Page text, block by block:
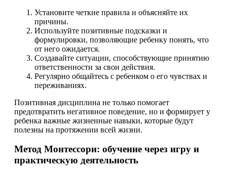
Установите четкие правила и объясняйте их
причины.
Используйте позитивные подсказки и
формулировки, позволяющие ребенку понять, что
от него ожидается.
Создавайте ситуации, способствующие принятию
ответственности за свои действия.
Регулярно общайтесь с ребенком о его чувствах и
переживаниях.
Позитивная дисциплина не только помогает
предотвратить негативное поведение, но и формирует у
ребенка важные жизненные навыки, которые будут
полезны на протяжении всей жизни.
Метод Монтессори: обучение через игру и
практическую деятельность